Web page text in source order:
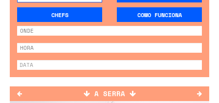
CHEFS COMO FUNCIONA
A SERRA